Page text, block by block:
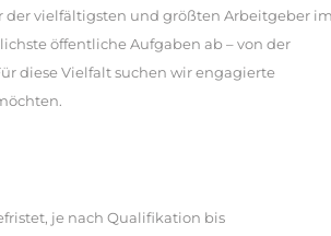
vielfältigsten und größten Arbeitgeber
öffentliche Aufgaben ab – von der
diese Vielfalt suchen wir engagierte
je nach Qualifikation bis